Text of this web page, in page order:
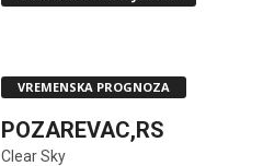
VREMENSKA PROGNOZA
POZAREVAC,RS
Clear Sky